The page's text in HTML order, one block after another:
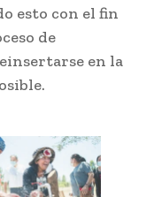
esto con el fin
de
en la